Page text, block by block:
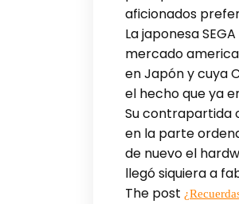
aficionados
La japonesa
mercado
en Japón y cuya
el hecho que ya
Su contrapartida
en la parte
de nuevo el
llegó siquiera a
The post